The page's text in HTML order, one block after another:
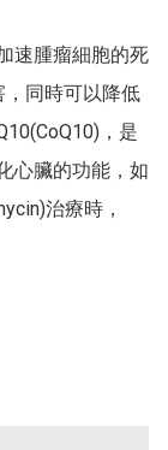
速腫瘤細胞的死
，同時可以降低
，是
心臟的功能，如
治療時，